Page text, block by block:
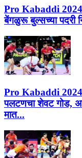
Pro Kabaddi 2024
बेंगळुरू बुल्सच्या पदरी
Pro Kabaddi 2024
पलटणचा शेवट गोड,
मात...